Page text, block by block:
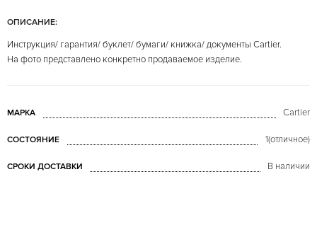
ОПИСАНИЕ:
Инструкция/ гарантия/ буклет/ бумаги/ книжка/ документы Cartier.
На фото представлено конкретно продаваемое изделие.
МАРКА Cartier
СОСТОЯНИЕ 1(отличное)
СРОКИ ДОСТАВКИ В наличии